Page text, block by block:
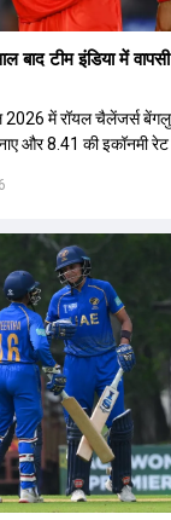
बाद टीम इंडिया में
में रॉयल चैलेंजर्स
और 8.41 की इकॉनमी
दूसरा IPL टाइटल जीता.